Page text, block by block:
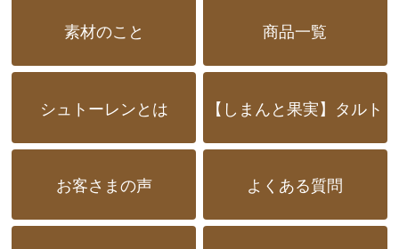
素材のこと 商品一覧
シュトーレンとは 【しまんと果実】タルト
お客さまの声 よくある質問